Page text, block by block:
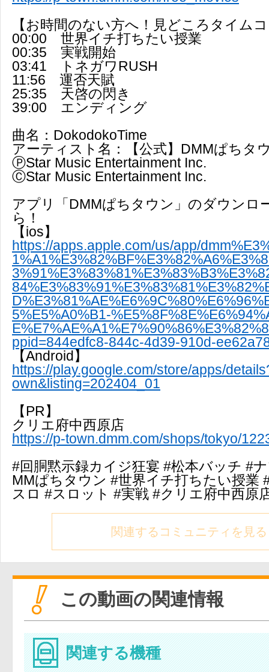
【お時間のない方へ！見どころタイム
00:00 世界イチ打ちたい授業
00:35 実戦開始
03:41 トネガワRUSH
11:56 運否天賦
25:35 天啓の閃き
39:00 エンディング
曲名：DokodokoTime
アーティスト名：【公式】DMMぱちタ
ⓅStar Music Entertainment Inc.
ⒸStar Music Entertainment Inc.
アプリ「DMMぱちタウン」のダウンロ
ら！
【ios】
https://apps.apple.com/us/app/
5%E5%A0%B1-
ppid=844edfc8-844c-4d39-910d-
【Android】
https://play.google.com/store/apps/
own&listing=202404_01
【PR】
クリエ府中西原店
https://p-town.dmm.com/shops/tokyo/
#回胴黙示録カイジ狂宴 #松本バッチ #
MMぱちタウン #世界イチ打ちたい授業
スロ #スロット #実戦 #クリエ府中西原
関連するコミュニティを見る
この動画の関連情報
関連する機種